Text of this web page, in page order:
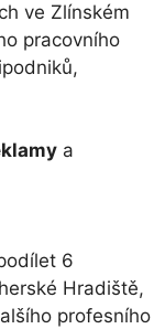
ve Zlínském
pracovního
a
6
Hradiště,
profesního